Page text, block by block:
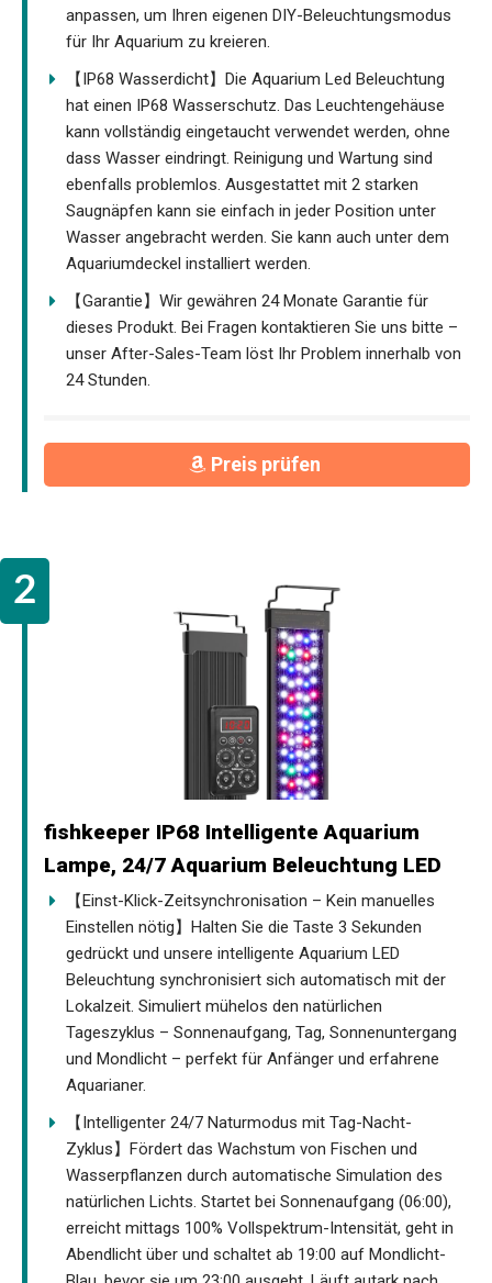
anpassen, um Ihren eigenen DIY-Beleuchtungsmodus
für Ihr Aquarium zu kreieren.
【IP68 Wasserdicht】Die Aquarium Led Beleuchtung
hat einen IP68 Wasserschutz. Das Leuchtengehäuse
kann vollständig eingetaucht verwendet werden, ohne
dass Wasser eindringt. Reinigung und Wartung sind
ebenfalls problemlos. Ausgestattet mit 2 starken
Saugnäpfen kann sie einfach in jeder Position unter
Wasser angebracht werden. Sie kann auch unter dem
Aquariumdeckel installiert werden.
【Garantie】Wir gewähren 24 Monate Garantie für
dieses Produkt. Bei Fragen kontaktieren Sie uns bitte –
unser After-Sales-Team löst Ihr Problem innerhalb von
24 Stunden.
Preis prüfen
fishkeeper IP68 Intelligente Aquarium
Lampe, 24/7 Aquarium Beleuchtung LED
【Einst-Klick-Zeitsynchronisation – Kein manuelles
Einstellen nötig】Halten Sie die Taste 3 Sekunden
gedrückt und unsere intelligente Aquarium LED
Beleuchtung synchronisiert sich automatisch mit der
Lokalzeit. Simuliert mühelos den natürlichen
Tageszyklus – Sonnenaufgang, Tag, Sonnenuntergang
und Mondlicht – perfekt für Anfänger und erfahrene
Aquarianer.
【Intelligenter 24/7 Naturmodus mit Tag-Nacht-
Zyklus】Fördert das Wachstum von Fischen und
Wasserpflanzen durch automatische Simulation des
natürlichen Lichts. Startet bei Sonnenaufgang (06:00),
erreicht mittags 100% Vollspektrum-Intensität, geht in
Abendlicht über und schaltet ab 19:00 auf Mondlicht-